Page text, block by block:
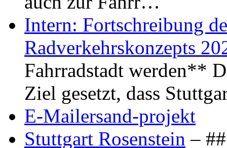
Intern: Fortschreibung
Radverkehrskonzepts
Fahrradstadt werden**
Ziel gesetzt, dass
E-Mailersand-projekt
Stuttgart Rosenstein –